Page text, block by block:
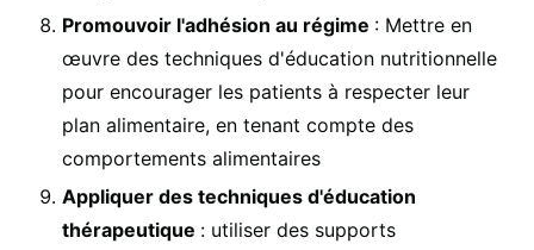
Promouvoir l'adhésion au régime : Mettre en
œuvre des techniques d'éducation nutritionnelle
pour encourager les patients à respecter leur
plan alimentaire, en tenant compte des
comportements alimentaires
Appliquer des techniques d'éducation
thérapeutique : utiliser des supports